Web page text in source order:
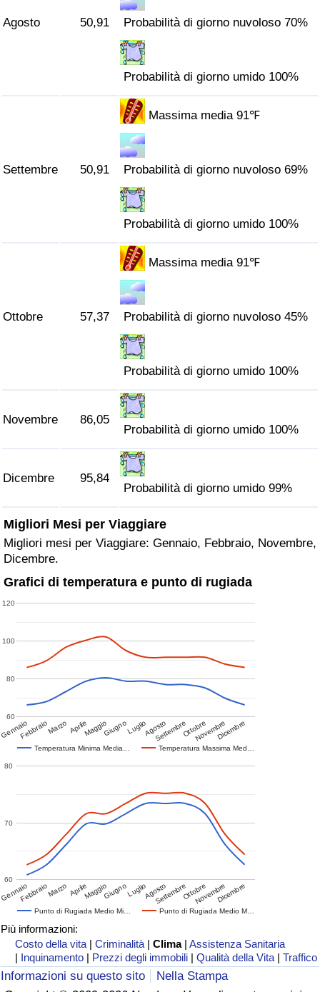
Agosto 50,91 Probabilità di giorno nuvoloso 70%
Probabilità di giorno umido 100%
Settembre 50,91
Massima media 91℉
Probabilità di giorno nuvoloso 69%
Probabilità di giorno umido 100%
Ottobre 57,37
Massima media 91℉
Probabilità di giorno nuvoloso 45%
Probabilità di giorno umido 100%
Novembre 86,05
Probabilità di giorno umido 100%
Dicembre 95,84
Probabilità di giorno umido 99%
Migliori Mesi per Viaggiare
Migliori mesi per Viaggiare: Gennaio, Febbraio, Novembre,
Dicembre.
Grafici di temperatura e punto di rugiada
Temperatura Minima Media… Temperatura Massima Med…
GennaioFebbraioMarzo AprileMaggioGiugnoLuglioAgosto
SettembreOttobreNovembreDicembre
60
80
100
120
Punto di Rugiada Medio Mi… Punto di Rugiada Medio M…
GennaioFebbraioMarzo AprileMaggioGiugnoLuglioAgosto
SettembreOttobreNovembreDicembre
60
70
80
Più informazioni:
Costo della vita |Criminalità |Clima |Assistenza Sanitaria
| Inquinamento | Prezzi degli immobili |Qualità della Vita |Traffico
Informazioni su questo sito
Nella Stampa